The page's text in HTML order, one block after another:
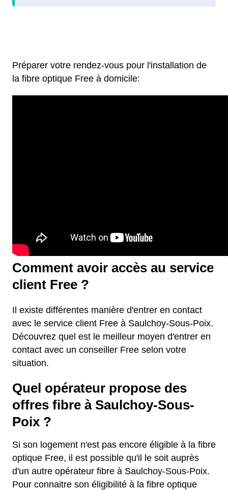
Préparer votre rendez-vous pour l'installation de
la fibre optique Free à domicile:
Comment avoir accès au service
client Free ?
Il existe différentes manière d'entrer en contact
avec le service client Free à Saulchoy-Sous-Poix.
Découvrez quel est le meilleur moyen d'entrer en
contact avec un conseiller Free selon votre
situation.
Quel opérateur propose des
offres fibre à Saulchoy-Sous-
Poix ?
Si son logement n'est pas encore éligible à la fibre
optique Free, il est possible qu'il le soit auprès
d'un autre opérateur fibre à Saulchoy-Sous-Poix.
Pour connaitre son éligibilité à la fibre optique